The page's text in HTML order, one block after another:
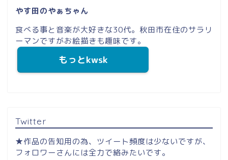
やす田のやぁちゃん
食べる事と音楽が大好きな30代。秋田市在住のサラリ
ーマンですがお絵描きも趣味です。
もっとkwsk
Twitter
★作品の告知用の為、ツイート頻度は少ないですが、
フォロワーさんには全力で絡みたいです。